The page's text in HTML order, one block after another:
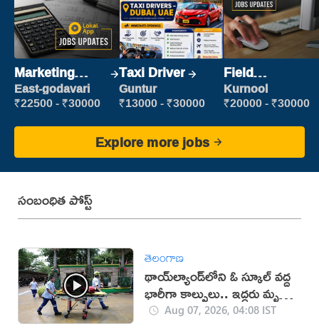
Marketing
Executive
East-godavari
₹22500 - ₹30000
Taxi Driver
Guntur
₹13000 - ₹30000
Field
Marketing
Executive
Kurnool
₹20000 - ₹30000
Explore more jobs
సంబంధిత పోస్ట్
తెలంగాణ
థాయ్‌ల్యాండ్‌లోని ఓ స్కూల్‌ వద్ద
భారీగా కాల్పులు.. ఇద్దరు మృతి
(వీడియో)
Aug 07, 2026, 04:08 IST